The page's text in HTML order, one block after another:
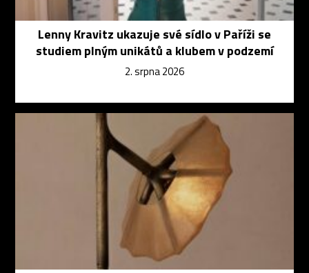
Lenny Kravitz ukazuje své sídlo v Paříži se
studiem plným unikátů a klubem v podzemí
2. srpna 2026